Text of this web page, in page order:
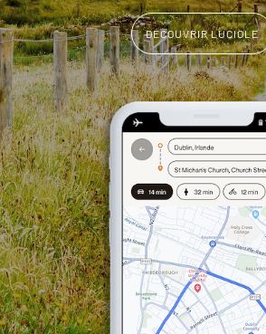
DÉCOUVRIR LUCIOLE